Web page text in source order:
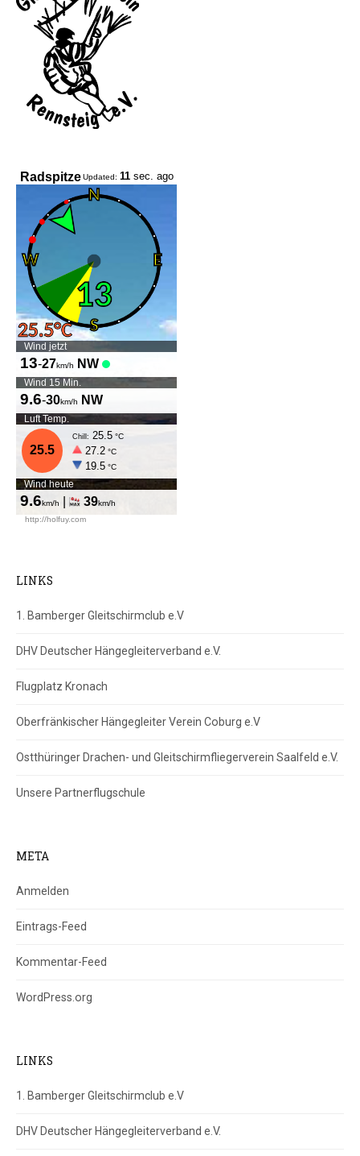
LINKS
1. Bamberger Gleitschirmclub e.V
DHV Deutscher Hängegleiterverband e.V.
Flugplatz Kronach
Oberfränkischer Hängegleiter Verein Coburg e.V
Ostthüringer Drachen- und Gleitschirmfliegerverein Saalfeld e.V.
Unsere Partnerflugschule
META
Anmelden
Eintrags-Feed
Kommentar-Feed
WordPress.org
LINKS
1. Bamberger Gleitschirmclub e.V
DHV Deutscher Hängegleiterverband e.V.